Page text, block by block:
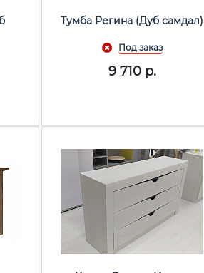
Тумба Регина (Дуб самдал)
9 710р.